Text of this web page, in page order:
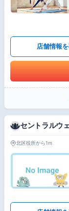
店舗情報
セントラルウ
北区役所から1m